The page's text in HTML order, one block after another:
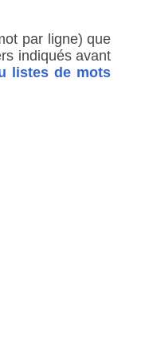
par ligne) que
indiqués avant
listes de mots